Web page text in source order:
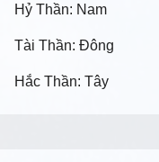
Hỷ Thần: Nam
Tài Thần: Đông
Hắc Thần: Tây